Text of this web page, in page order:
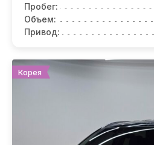
Пробег:
Объем:
Привод:
Корея